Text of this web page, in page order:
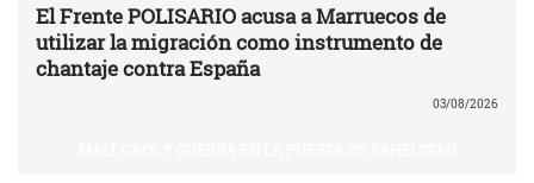
El Frente POLISARIO acusa a Marruecos de
utilizar la migración como instrumento de
chantaje contra España
03/08/2026